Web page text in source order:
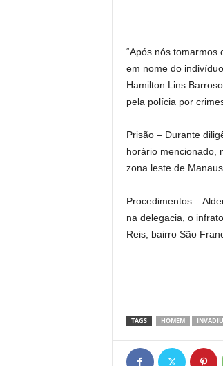
“Após nós tomarmos
em nome do
Hamilton Lins
pela polícia por
Prisão – Durante
horário mencionado,
zona leste de Manaus.
Procedimentos –
na delegacia, o
Reis, bairro São
TAGS HOMEM